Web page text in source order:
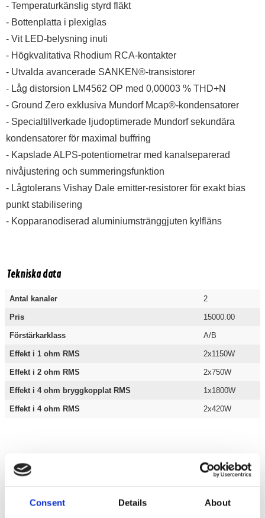
Consent Details About
- Temperaturkänslig styrd fläkt
- Bottenplatta i plexiglas
- Vit LED-belysning inuti
- Högkvalitativa Rhodium RCA-kontakter
- Utvalda avancerade SANKEN®-transistorer
- Låg distorsion LM4562 OP med 0,00003 % THD+N
- Ground Zero exklusiva Mundorf Mcap®-kondensatorer
- Specialtillverkade ljudoptimerade Mundorf sekundära
kondensatorer för maximal buffring
- Kapslade ALPS-potentiometrar med kanalseparerad
nivåjustering och summeringsfunktion
- Lågtolerans Vishay Dale emitter-resistorer för exakt bias
punkt stabilisering
- Kopparanodiserad aluminiumstränggjuten kylfläns
Tekniska data
Antal kanaler 2
Pris 15000.00
Förstärkarklass A/B
Effekt i 1 ohm RMS 2x1150W
Effekt i 2 ohm RMS 2x750W
Effekt i 4 ohm bryggkopplat RMS 1x1800W
Effekt i 4 ohm RMS 2x420W
Bilstereo / Slutsteg /